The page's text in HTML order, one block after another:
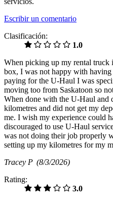
Escribir un comentario
Clasificación:
1.0
When picking up my rental truck
box, I was not happy with
paying for the U-Haul I was
moving too from Saskatoon so
When done with the U-Haul and
kilometres and did not get my
me. I wish my experience could
discouraged to use U-Haul
was not doing their job properly
setting up my kilometres for my
Tracey P (8/3/2026)
Rating:
3.0